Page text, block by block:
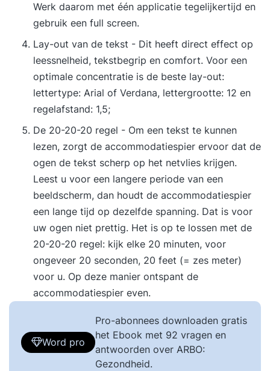
Werk daarom met één applicatie tegelijkertijd en
gebruik een full screen.
Lay-out van de tekst - Dit heeft direct effect op
leessnelheid, tekstbegrip en comfort. Voor een
optimale concentratie is de beste lay-out:
lettertype: Arial of Verdana, lettergrootte: 12 en
regelafstand: 1,5;
De 20-20-20 regel - Om een tekst te kunnen
lezen, zorgt de accommodatiespier ervoor dat de
ogen de tekst scherp op het netvlies krijgen.
Leest u voor een langere periode van een
beeldscherm, dan houdt de accommodatiespier
een lange tijd op dezelfde spanning. Dat is voor
uw ogen niet prettig. Het is op te lossen met de
20-20-20 regel: kijk elke 20 minuten, voor
ongeveer 20 seconden, 20 feet (= zes meter)
voor u. Op deze manier ontspant de
accommodatiespier even.
Word pro
Pro-abonnees downloaden gratis
het Ebook met 92 vragen en
antwoorden over ARBO:
Gezondheid.